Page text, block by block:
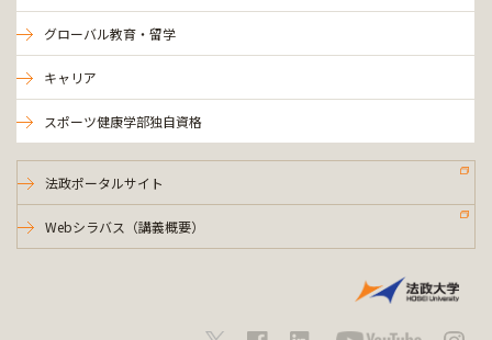
グローバル教育・留学
キャリア
スポーツ健康学部独自資格
法政ポータルサイト
Webシラバス（講義概要）